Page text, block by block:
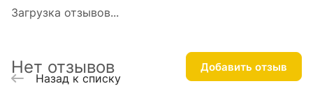
Загрузка отзывов...
Нет отзывов Добавить отзыв
Назад к списку